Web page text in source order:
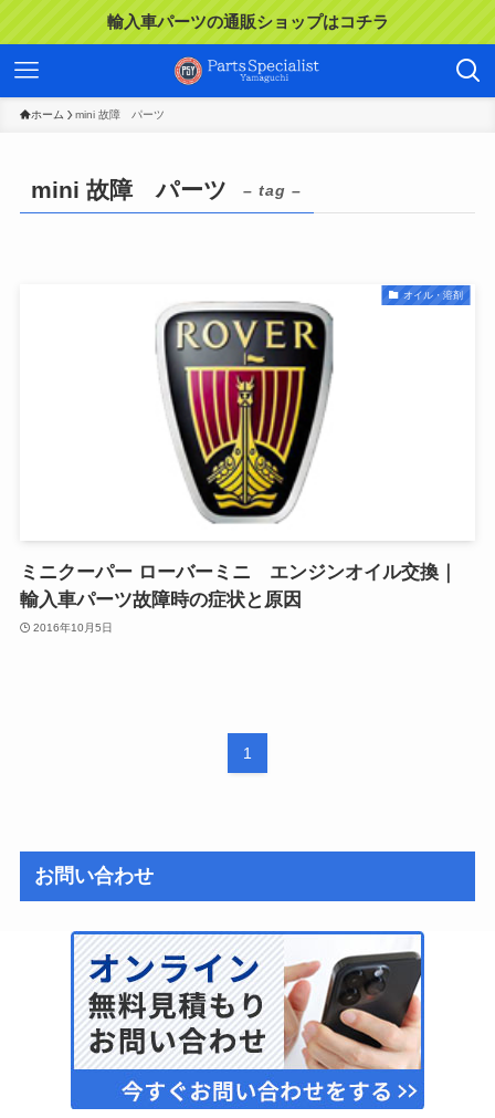
輸入車パーツの通販ショップはコチラ
ホーム mini 故障 パーツ
mini 故障 パーツ – tag –
オイル・溶剤
ミニクーパー ローバーミニ エンジンオイル交換｜
輸入車パーツ故障時の症状と原因
2016年10月5日
1
お問い合わせ